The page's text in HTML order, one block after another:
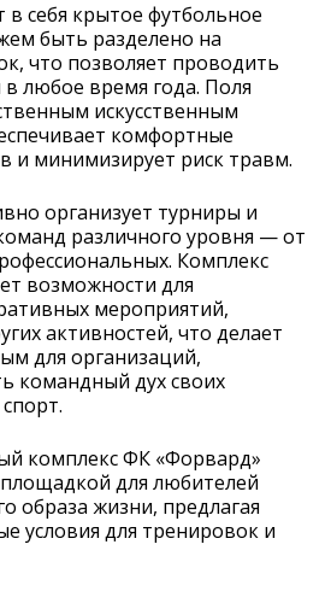
себя крытое футбольное
быть разделено на
что позволяет проводить
любое время года. Поля
искусственным
комфортные
и минимизирует риск травм.
организует турниры и
различного уровня — от
Комплекс
возможности для
мероприятий,
активностей, что делает
для организаций,
командный дух своих
комплекс ФК «Форвард»
для любителей
образа жизни, предлагая
условия для тренировок и